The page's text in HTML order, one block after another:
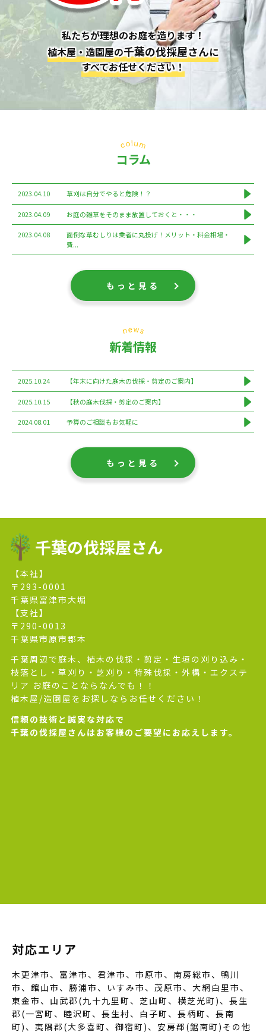
私たちが理想のお庭を造ります！
植木屋・造園屋の千葉の伐採屋さんに
すべてお任せください！
コラム
2023.04.10 草刈は自分でやると危険！？
2023.04.09 お庭の雑草をそのまま放置しておくと・・・
2023.04.08
面倒な草むしりは業者に丸投げ！メリット・料金相場・
費...
もっと見る
新着情報
2025.10.24 【年末に向けた庭木の伐採・剪定のご案内】
2025.10.15 【秋の庭木伐採・剪定のご案内】
2024.08.01 予算のご相談もお気軽に
もっと見る
千葉の伐採屋さん
【本社】
〒293-0001
千葉県富津市大堀
【支社】
〒290-0013
千葉県市原市郡本
千葉周辺で庭木、植木の伐採・剪定・生垣の刈り込み・
枝落とし・草刈り・芝刈り・特殊伐採・外構・エクステ
リア お庭のことならなんでも！！
植木屋/造園屋をお探しならお任せください！
信頼の技術と誠実な対応で
千葉の伐採屋さんはお客様のご要望にお応えします。
対応エリア
木更津市、富津市、君津市、市原市、南房総市、鴨川
市、館山市、勝浦市、いすみ市、茂原市、大網白里市、
東金市、山武郡(九十九里町、芝山町、横芝光町)、長生
郡(一宮町、睦沢町、長生村、白子町、長柄町、長南
町)、夷隅郡(大多喜町、御宿町)、安房郡(鋸南町)その他